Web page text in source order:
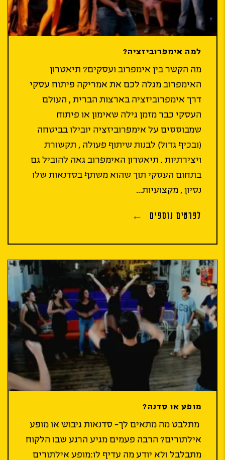
למה אימפרוביזציה?
מה הקשר בין אימפרוב ועסקים? תיאטרון
האימפרוב מגלה לכם את אמריקה פיתוח עסקי
דרך אימפרוביזציה בארצות הברית , העולם
העסקי כבר מזמן גילה שאימון או פיתוח
שמבוססים על אימפרוביזציה יובילו בביטחה
(ובכיף גדול) לבנות שיתוף פעולה , תקשורת
ויצירתיות . תיאטרון האימפרוב גאה להוביל גם
בתחום העסקי תוך שהוא משתף בסדנאות שלו
נסיון , מקצועיות...
לפרטים נוספים
מופע או סדנה?
מתלבט מה מתאים לך- סדנאות גיבוש או מופע
אילתורים? הרבה פעמים מגיע הרגע שבו הלקוח
מתבלבל ולא יודע מה עדיף לו:מופע אילתורים